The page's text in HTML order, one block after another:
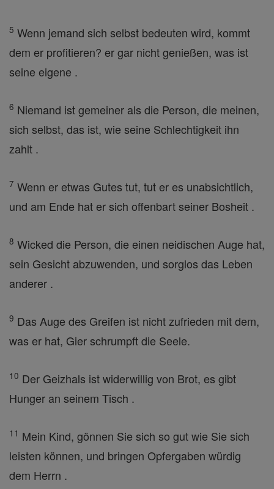
5 Wenn jemand sich selbst bedeuten wird, kommt
dem er profitieren? er gar nicht genießen, was ist
seine eigene .
6 Niemand ist gemeiner als die Person, die meinen,
sich selbst, das ist, wie seine Schlechtigkeit ihn
zahlt .
7 Wenn er etwas Gutes tut, tut er es unabsichtlich,
und am Ende hat er sich offenbart seiner Bosheit .
8 Wicked die Person, die einen neidischen Auge hat,
sein Gesicht abzuwenden, und sorglos das Leben
anderer .
9 Das Auge des Greifen ist nicht zufrieden mit dem,
was er hat, Gier schrumpft die Seele.
10 Der Geizhals ist widerwillig von Brot, es gibt
Hunger an seinem Tisch .
11 Mein Kind, gönnen Sie sich so gut wie Sie sich
leisten können, und bringen Opfergaben würdig
dem Herrn .